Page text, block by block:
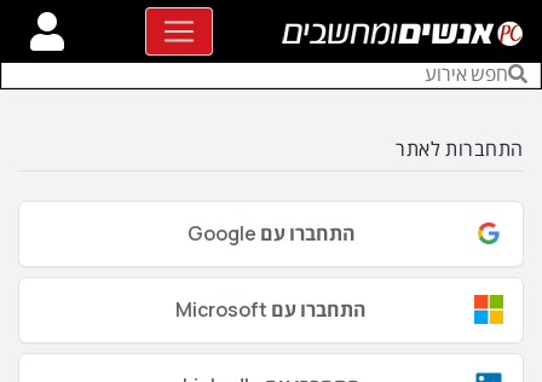
התחברות לאתר
התחברו עם Google
התחברו עם Microsoft